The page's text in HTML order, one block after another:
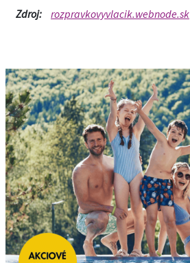
Zdroj: rozpravkovyvlacik.webnode.sk